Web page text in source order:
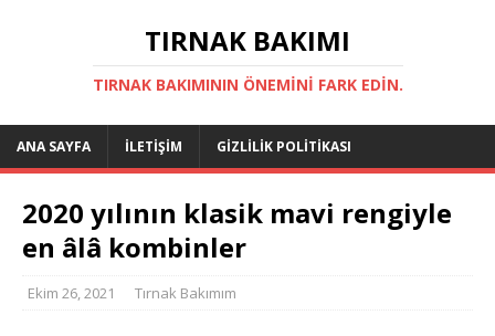
TIRNAK BAKIMI
TIRNAK BAKIMININ ÖNEMINI FARK EDIN.
ANA SAYFA İLETIŞIM GIZLILIK POLITIKASI
2020 yılının klasik mavi rengiyle
en âlâ kombinler
Ekim 26, 2021 Tırnak Bakımım